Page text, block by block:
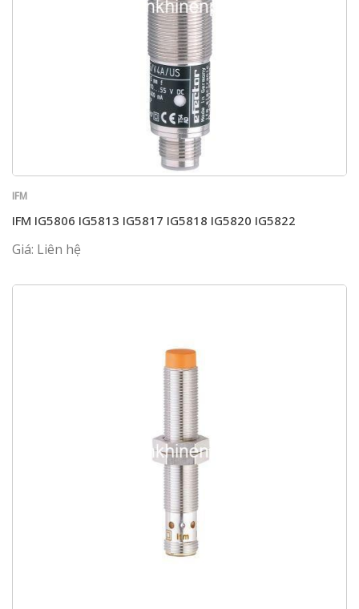
IFM
IFM IG5806 IG5813 IG5817 IG5818 IG5820 IG5822
Giá: Liên hệ